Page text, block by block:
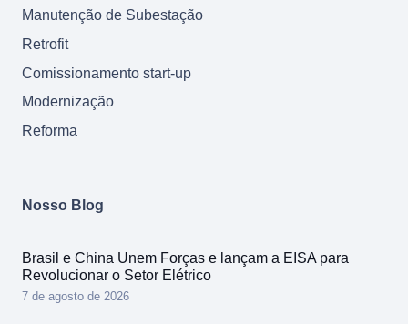
Manutenção de Subestação
Retrofit
Comissionamento start-up
Modernização
Reforma
Nosso Blog
Brasil e China Unem Forças e lançam a EISA para
Revolucionar o Setor Elétrico
7 de agosto de 2026